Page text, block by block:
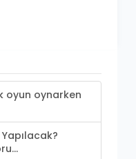
oyun oynarken
Yapılacak?